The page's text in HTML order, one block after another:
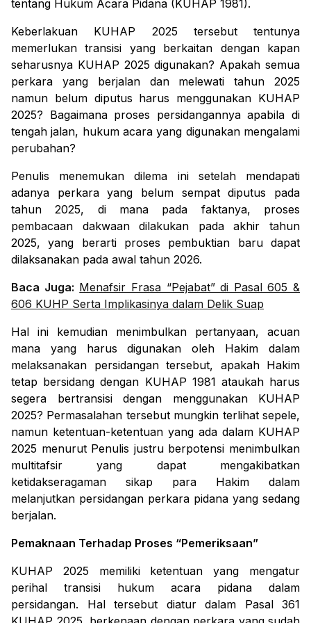
tentang Hukum Acara Pidana (KUHAP 1981).
Keberlakuan KUHAP 2025 tersebut tentunya
memerlukan transisi yang berkaitan dengan kapan
seharusnya KUHAP 2025 digunakan? Apakah semua
perkara yang berjalan dan melewati tahun 2025
namun belum diputus harus menggunakan KUHAP
2025? Bagaimana proses persidangannya apabila di
tengah jalan, hukum acara yang digunakan mengalami
perubahan?
Penulis menemukan dilema ini setelah mendapati
adanya perkara yang belum sempat diputus pada
tahun 2025, di mana pada faktanya, proses
pembacaan dakwaan dilakukan pada akhir tahun
2025, yang berarti proses pembuktian baru dapat
dilaksanakan pada awal tahun 2026.
Baca Juga: Menafsir Frasa “Pejabat” di Pasal 605 &
606 KUHP Serta Implikasinya dalam Delik Suap
Hal ini kemudian menimbulkan pertanyaan, acuan
mana yang harus digunakan oleh Hakim dalam
melaksanakan persidangan tersebut, apakah Hakim
tetap bersidang dengan KUHAP 1981 ataukah harus
segera bertransisi dengan menggunakan KUHAP
2025? Permasalahan tersebut mungkin terlihat sepele,
namun ketentuan-ketentuan yang ada dalam KUHAP
2025 menurut Penulis justru berpotensi menimbulkan
multitafsir yang dapat mengakibatkan
ketidakseragaman sikap para Hakim dalam
melanjutkan persidangan perkara pidana yang sedang
berjalan.
Pemaknaan Terhadap Proses “Pemeriksaan”
KUHAP 2025 memiliki ketentuan yang mengatur
perihal transisi hukum acara pidana dalam
persidangan. Hal tersebut diatur dalam Pasal 361